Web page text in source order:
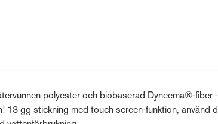
polyester och biobaserad Dyneema®-fiber
13 gg stickning med touch screen-funktion, använd